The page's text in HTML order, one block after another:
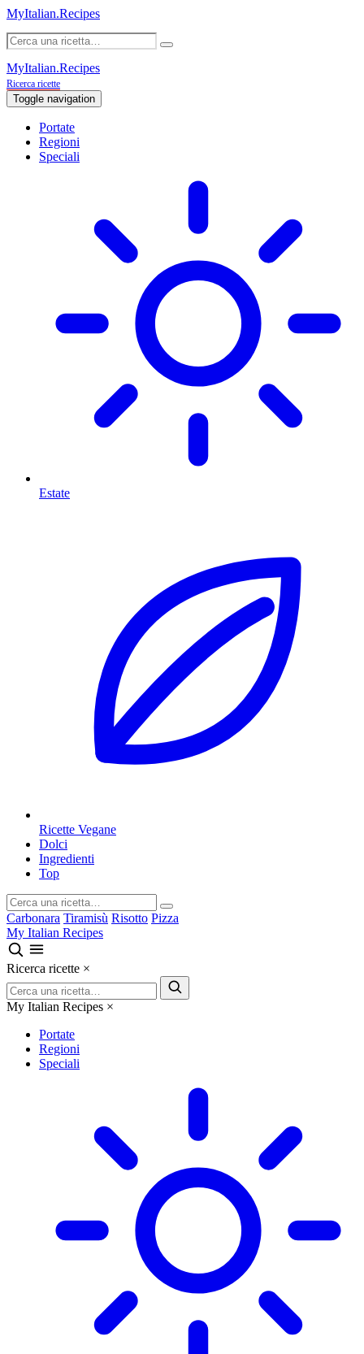
MyItalian.Recipes
MyItalian.Recipes
Ricerca ricette
Toggle navigation
Portate
Regioni
Speciali
Estate
Ricette Vegane
Dolci
Ingredienti
Top
Carbonara Tiramisù Risotto Pizza
My Italian Recipes
Ricerca ricette ×
My Italian Recipes ×
Portate
Regioni
Speciali